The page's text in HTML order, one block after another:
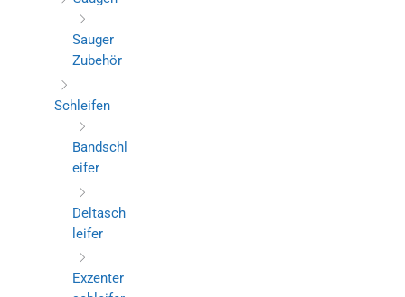
Sauger
Zubehör
Schleifen
Bandschl
eifer
Deltasch
leifer
Exzenter